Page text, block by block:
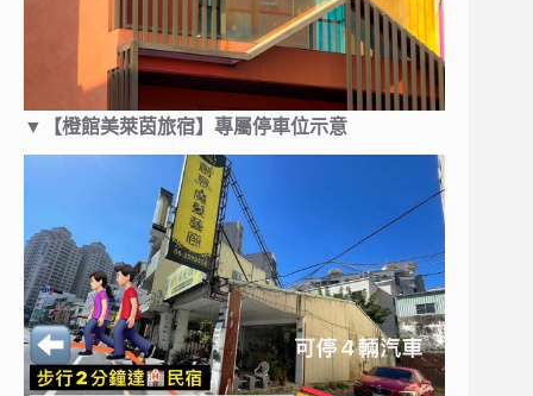
▼ 【橙館美萊茵旅宿】專屬停車位示意